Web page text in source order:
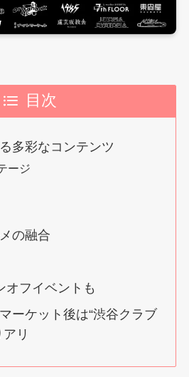
目次
多彩なコンテンツ
ージ
の融合
オフイベントも
ーケット後は“渋谷クラブ
リ